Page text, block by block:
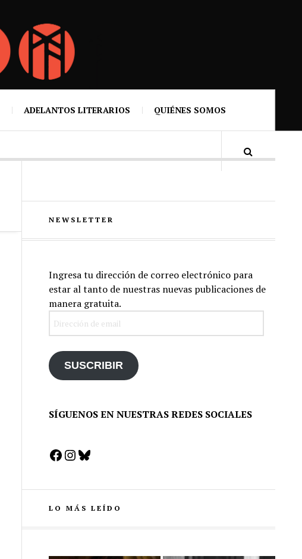
ADELANTOS LITERARIOS QUIÉNES SOMOS
NEWSLETTER
Ingresa tu dirección de correo electrónico para
estar al tanto de nuestras nuevas publicaciones de
manera gratuita.
SUSCRIBIR
SÍGUENOS EN NUESTRAS REDES SOCIALES
Facebook
Instagram
Bluesky
LO MÁS LEÍDO